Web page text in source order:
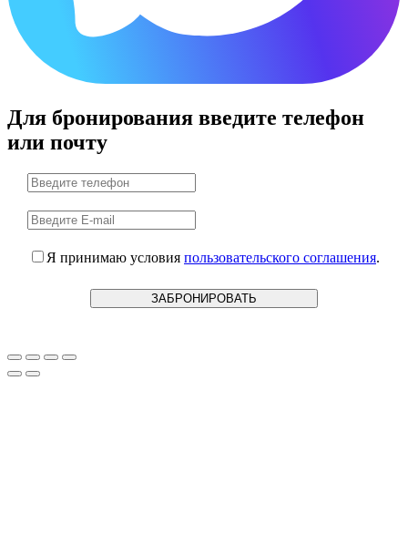
Для бронирования введите телефон
или почту
Я принимаю условия пользовательского соглашения.
ЗАБРОНИРОВАТЬ